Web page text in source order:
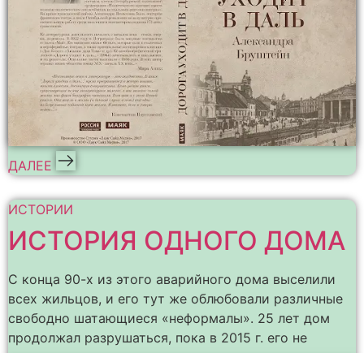
ДАЛЕЕ
ИСТОРИИ
ИСТОРИЯ ОДНОГО ДОМА
С конца 90-х из этого аварийного дома выселили
всех жильцов, и его тут же облюбовали различные
свободно шатающиеся «неформалы». 25 лет дом
продолжал разрушаться, пока в 2015 г. его не